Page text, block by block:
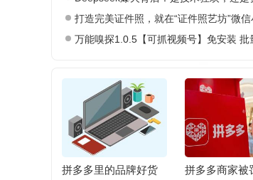
打造完美证件照，就在“证件照艺坊”微
万能嗅探1.0.5【可抓视频号】免安装 批量抓取
拼多多里的品牌好货
拼多多商家被